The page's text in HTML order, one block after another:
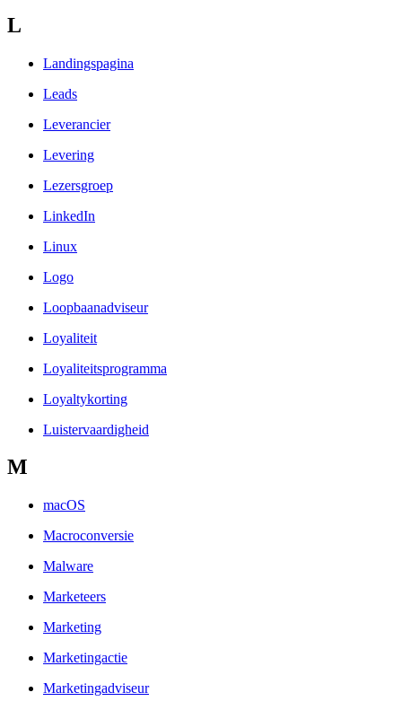
L
Landingspagina
Leads
Leverancier
Levering
Lezersgroep
LinkedIn
Linux
Logo
Loopbaanadviseur
Loyaliteit
Loyaliteitsprogramma
Loyaltykorting
Luistervaardigheid
M
macOS
Macroconversie
Malware
Marketeers
Marketing
Marketingactie
Marketingadviseur